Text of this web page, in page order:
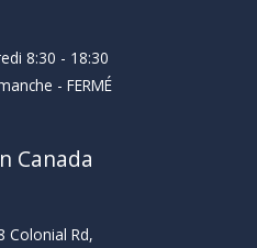
8:30 - 18:30
- FERMÉ
Canada
Colonial Rd,